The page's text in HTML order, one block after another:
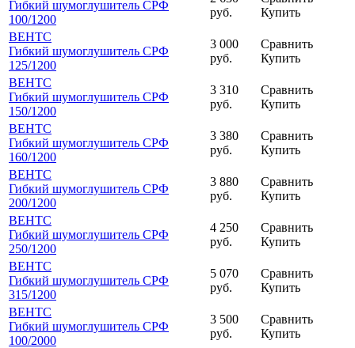
Гибкий шумоглушитель СРФ
100/1200
руб.
Купить
ВЕНТС
Гибкий шумоглушитель СРФ
125/1200
3 000
руб.
Сравнить
Купить
ВЕНТС
Гибкий шумоглушитель СРФ
150/1200
3 310
руб.
Сравнить
Купить
ВЕНТС
Гибкий шумоглушитель СРФ
160/1200
3 380
руб.
Сравнить
Купить
ВЕНТС
Гибкий шумоглушитель СРФ
200/1200
3 880
руб.
Сравнить
Купить
ВЕНТС
Гибкий шумоглушитель СРФ
250/1200
4 250
руб.
Сравнить
Купить
ВЕНТС
Гибкий шумоглушитель СРФ
315/1200
5 070
руб.
Сравнить
Купить
ВЕНТС
Гибкий шумоглушитель СРФ
100/2000
3 500
руб.
Сравнить
Купить